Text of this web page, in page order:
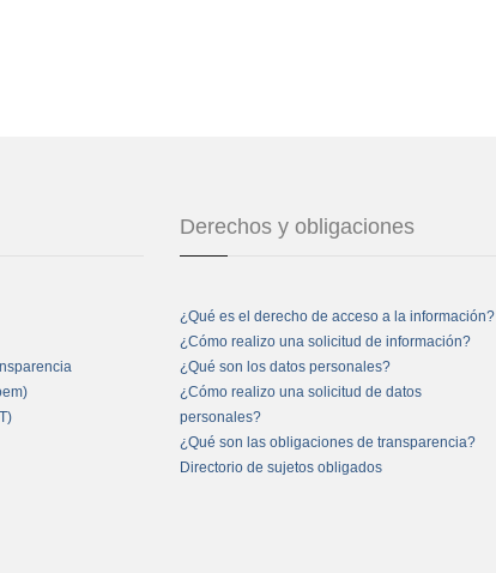
Derechos y obligaciones
¿Qué es el derecho de acceso a la información?
¿Cómo realizo una solicitud de información?
¿Qué son los datos personales?
¿Cómo realizo una solicitud de datos
personales?
¿Qué son las obligaciones de transparencia?
Directorio de sujetos obligados